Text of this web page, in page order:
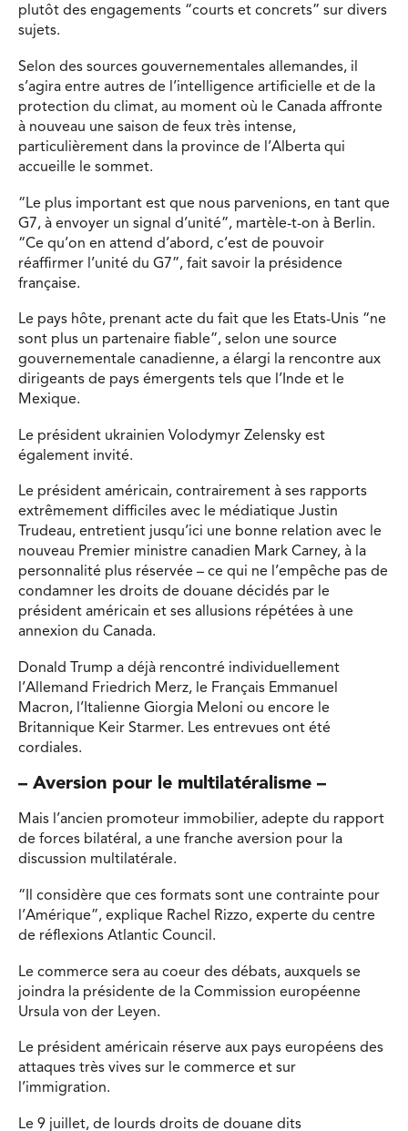
plutôt des engagements “courts et concrets” sur divers
sujets.
Selon des sources gouvernementales allemandes, il
s’agira entre autres de l’intelligence artificielle et de la
protection du climat, au moment où le Canada affronte
à nouveau une saison de feux très intense,
particulièrement dans la province de l’Alberta qui
accueille le sommet.
“Le plus important est que nous parvenions, en tant que
G7, à envoyer un signal d’unité”, martèle-t-on à Berlin.
“Ce qu’on en attend d’abord, c’est de pouvoir
réaffirmer l’unité du G7”, fait savoir la présidence
française.
Le pays hôte, prenant acte du fait que les Etats-Unis “ne
sont plus un partenaire fiable”, selon une source
gouvernementale canadienne, a élargi la rencontre aux
dirigeants de pays émergents tels que l’Inde et le
Mexique.
Le président ukrainien Volodymyr Zelensky est
également invité.
Le président américain, contrairement à ses rapports
extrêmement difficiles avec le médiatique Justin
Trudeau, entretient jusqu’ici une bonne relation avec le
nouveau Premier ministre canadien Mark Carney, à la
personnalité plus réservée – ce qui ne l’empêche pas de
condamner les droits de douane décidés par le
président américain et ses allusions répétées à une
annexion du Canada.
Donald Trump a déjà rencontré individuellement
l’Allemand Friedrich Merz, le Français Emmanuel
Macron, l’Italienne Giorgia Meloni ou encore le
Britannique Keir Starmer. Les entrevues ont été
cordiales.
– Aversion pour le multilatéralisme –
Mais l’ancien promoteur immobilier, adepte du rapport
de forces bilatéral, a une franche aversion pour la
discussion multilatérale.
“Il considère que ces formats sont une contrainte pour
l’Amérique”, explique Rachel Rizzo, experte du centre
de réflexions Atlantic Council.
Le commerce sera au coeur des débats, auxquels se
joindra la présidente de la Commission européenne
Ursula von der Leyen.
Le président américain réserve aux pays européens des
attaques très vives sur le commerce et sur
l’immigration.
Le 9 juillet, de lourds droits de douane dits